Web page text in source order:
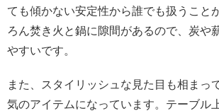
ても傾かない安定性から誰でも扱うこと
ろん焚き火と鍋に隙間があるので、炭や
やすいです。
また、スタイリッシュな見た目も相まっ
気のアイテムになっています。テーブル